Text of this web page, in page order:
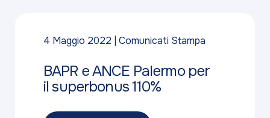
4 Maggio 2022 Comunicati Stampa
BAPR e ANCE Palermo per
il superbonus 110%